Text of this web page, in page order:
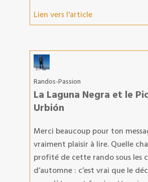
Lien vers l'article
Randos-Passion
La Laguna Negra et le
Urbión
Merci beaucoup pour ton
vraiment plaisir à lire. Quelle
profité de cette rando sous les
d’automne : c’est vrai que le